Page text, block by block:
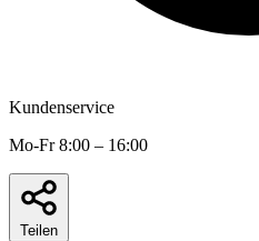
Kundenservice
Mo-Fr 8:00 – 16:00
Teilen